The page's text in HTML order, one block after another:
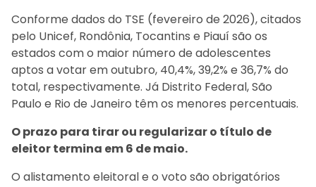
Conforme dados do TSE (fevereiro de 2026), citados
pelo Unicef, Rondônia, Tocantins e Piauí são os
estados com o maior número de adolescentes
aptos a votar em outubro, 40,4%, 39,2% e 36,7% do
total, respectivamente. Já Distrito Federal, São
Paulo e Rio de Janeiro têm os menores percentuais.
O prazo para tirar ou regularizar o título de
eleitor termina em 6 de maio.
O alistamento eleitoral e o voto são obrigatórios